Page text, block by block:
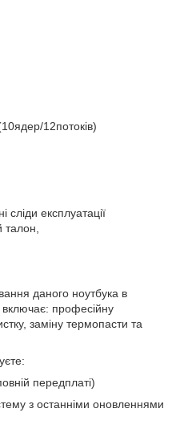
12потоків)
експлуатації
талон,
даного ноутбука в
професійну
заміну термопасти та
передплаті)
з останніми оновленнями